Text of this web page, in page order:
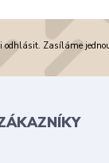
odhlásit. Zasíláme